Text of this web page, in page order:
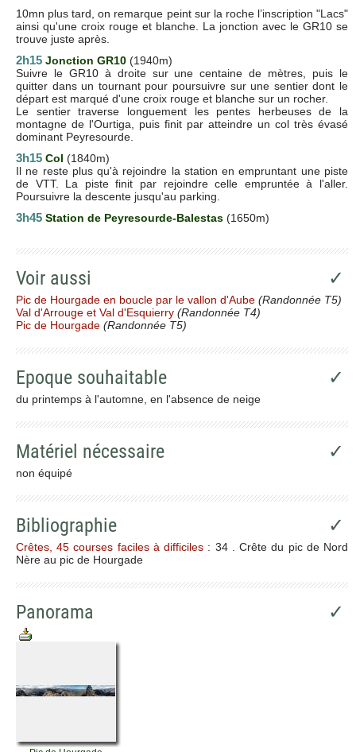
10mn plus tard, on remarque peint sur la roche l’inscription "Lacs"
ainsi qu'une croix rouge et blanche. La jonction avec le GR10 se
trouve juste après.
2h15 Jonction GR10 (1940m)
Suivre le GR10 à droite sur une centaine de mètres, puis le
quitter dans un tournant pour poursuivre sur une sentier dont le
départ est marqué d'une croix rouge et blanche sur un rocher.
Le sentier traverse longuement les pentes herbeuses de la
montagne de l'Ourtiga, puis finit par atteindre un col très évasé
dominant Peyresourde.
3h15 Col (1840m)
Il ne reste plus qu'à rejoindre la station en empruntant une piste
de VTT. La piste finit par rejoindre celle empruntée à l'aller.
Poursuivre la descente jusqu'au parking.
3h45 Station de Peyresourde-Balestas (1650m)
Voir aussi ✓
Pic de Hourgade en boucle par le vallon d'Aube (Randonnée T5)
Val d'Arrouge et Val d'Esquierry (Randonnée T4)
Pic de Hourgade (Randonnée T5)
Epoque souhaitable ✓
du printemps à l'automne, en l'absence de neige
Matériel nécessaire ✓
non équipé
Bibliographie ✓
Crêtes, 45 courses faciles à difficiles : 34 . Crête du pic de Nord
Nère au pic de Hourgade
Panorama ✓